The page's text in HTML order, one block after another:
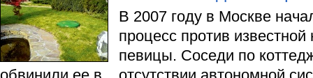
В 2007 году в Москве
процесс против
певицы. Соседи по